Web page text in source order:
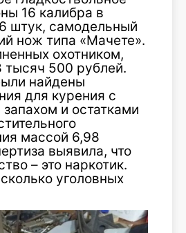
16 калибра в
штук, самодельный
нож типа «Мачете».
охотником,
тысяч 500 рублей.
найдены
для курения с
и остатками
массой 6,98
выявила, что
– это наркотик.
уголовных